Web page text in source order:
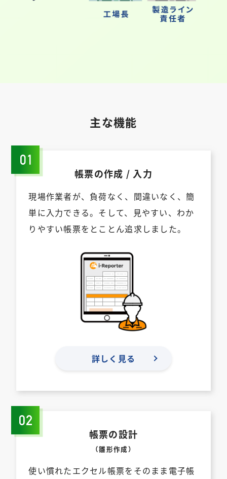
主な機能
帳票の作成 / 入力
現場作業者が、負荷なく、間違いなく、簡
単に⼊⼒できる。そして、⾒やすい、わか
りやすい帳票をとことん追求しました。
詳しく見る
帳票の設計
（雛形作成）
使い慣れたエクセル帳票をそのまま電⼦帳